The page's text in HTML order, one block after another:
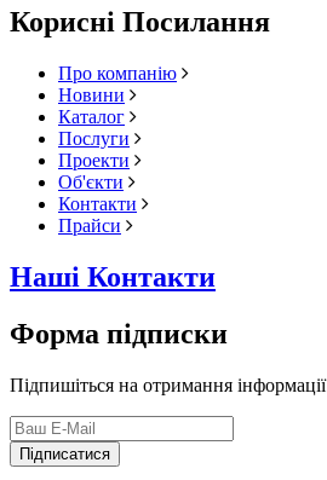
Корисні Посилання
Про компанію
Новини
Каталог
Послуги
Проекти
Об'єкти
Контакти
Прайси
Наші Контакти
Форма підписки
Підпишіться на отримання інформації
Підписатися